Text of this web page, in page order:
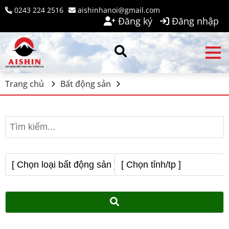
0243 224 2516 aishinhanoi@gmail.com
Đăng ký Đăng nhập
Trang chủ Bất động sản